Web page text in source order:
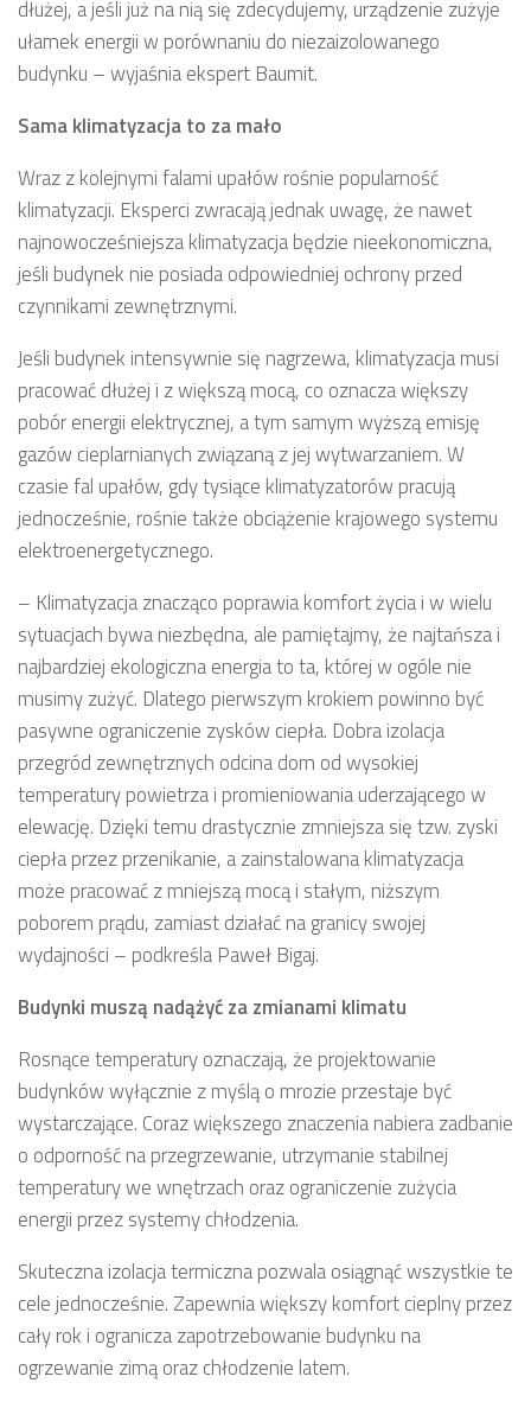
dłużej, a jeśli już na nią się zdecydujemy, urządzenie zużyje
ułamek energii w porównaniu do niezaizolowanego
budynku – wyjaśnia ekspert Baumit.
Sama klimatyzacja to za mało
Wraz z kolejnymi falami upałów rośnie popularność
klimatyzacji. Eksperci zwracają jednak uwagę, że nawet
najnowocześniejsza klimatyzacja będzie nieekonomiczna,
jeśli budynek nie posiada odpowiedniej ochrony przed
czynnikami zewnętrznymi.
Jeśli budynek intensywnie się nagrzewa, klimatyzacja musi
pracować dłużej i z większą mocą, co oznacza większy
pobór energii elektrycznej, a tym samym wyższą emisję
gazów cieplarnianych związaną z jej wytwarzaniem. W
czasie fal upałów, gdy tysiące klimatyzatorów pracują
jednocześnie, rośnie także obciążenie krajowego systemu
elektroenergetycznego.
– Klimatyzacja znacząco poprawia komfort życia i w wielu
sytuacjach bywa niezbędna, ale pamiętajmy, że najtańsza i
najbardziej ekologiczna energia to ta, której w ogóle nie
musimy zużyć. Dlatego pierwszym krokiem powinno być
pasywne ograniczenie zysków ciepła. Dobra izolacja
przegród zewnętrznych odcina dom od wysokiej
temperatury powietrza i promieniowania uderzającego w
elewację. Dzięki temu drastycznie zmniejsza się tzw. zyski
ciepła przez przenikanie, a zainstalowana klimatyzacja
może pracować z mniejszą mocą i stałym, niższym
poborem prądu, zamiast działać na granicy swojej
wydajności – podkreśla Paweł Bigaj.
Budynki muszą nadążyć za zmianami klimatu
Rosnące temperatury oznaczają, że projektowanie
budynków wyłącznie z myślą o mrozie przestaje być
wystarczające. Coraz większego znaczenia nabiera zadbanie
o odporność na przegrzewanie, utrzymanie stabilnej
temperatury we wnętrzach oraz ograniczenie zużycia
energii przez systemy chłodzenia.
Skuteczna izolacja termiczna pozwala osiągnąć wszystkie te
cele jednocześnie. Zapewnia większy komfort cieplny przez
cały rok i ogranicza zapotrzebowanie budynku na
ogrzewanie zimą oraz chłodzenie latem.